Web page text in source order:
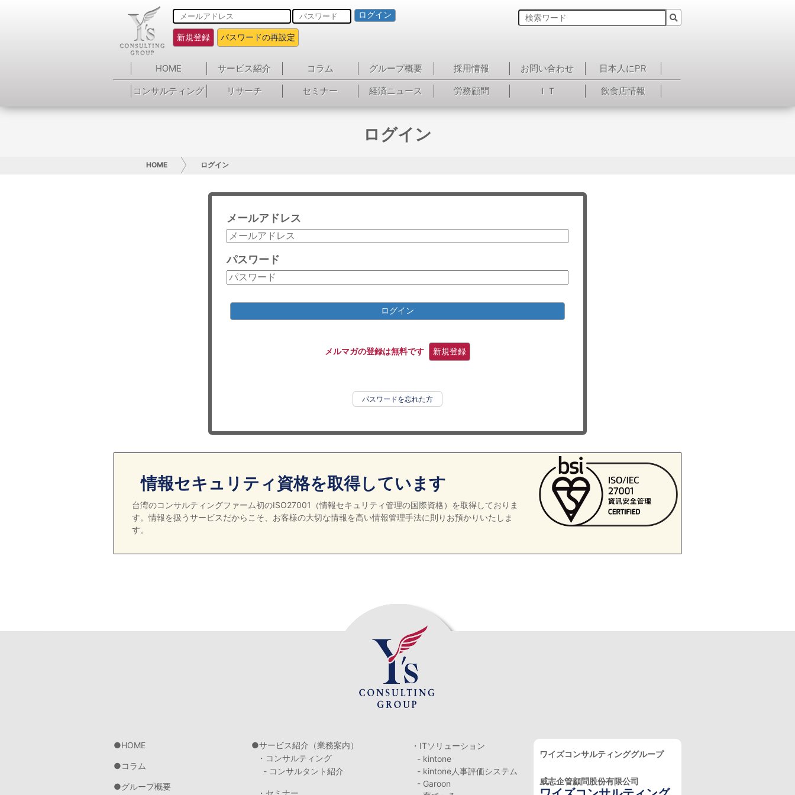
ログイン
新規登録 パスワードの再設定
HOME サービス紹介 コラム グループ概要 採用情報 お問い合わせ
日本人にPR
コンサルティング
リサーチ セミナー 経済ニュース 労務顧問 ＩＴ 飲食店情報
ログイン
HOME ログイン
メールアドレス
パスワード
ログイン
メルマガの登録は無料です 新規登録
パスワードを忘れた方
情報セキュリティ資格を取得しています
台湾のコンサルティングファーム初のISO27001（情報セキュリティ管理の国際資格）を取得しておりま
す。情報を扱うサービスだからこそ、お客様の大切な情報を高い情報管理手法に則りお預かりいたしま
す。
HOME
コラム
グループ概要
サービス紹介（業務案内）
・コンサルティング
- コンサルタント紹介
・セミナー
・ITソリューション
- kintone
- kintone人事評価システム
- Garoon
ワイズコンサルティンググループ
威志企管顧問股份有限公司